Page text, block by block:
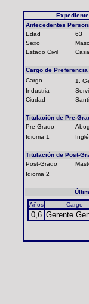
Antecedentes
Edad
63
Sexo
Estado Civil
Cargo de Preferencia
Cargo
1.
Industria
Ciudad
Titulación de Pre-
Pre-Grado
Idioma 1
Titulación de Post-
Post-Grado
Idioma 2
Años
Cargo
0,6 Gerente